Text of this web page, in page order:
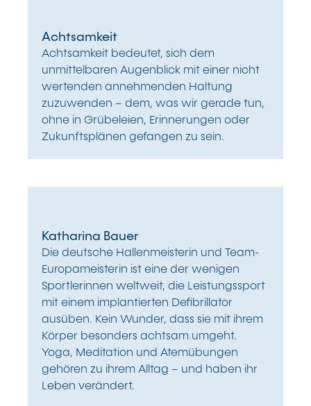
Achtsamkeit
Achtsamkeit bedeutet, sich dem
unmittelbaren Augenblick mit einer nicht
wertenden annehmenden Haltung
zuzuwenden – dem, was wir gerade tun,
ohne in Grübeleien, Erinnerungen oder
Zukunftsplänen gefangen zu sein.
Katharina Bauer
Die deutsche Hallenmeisterin und Team-
Europameisterin ist eine der wenigen
Sportlerinnen weltweit, die Leistungssport
mit einem implantierten Defibrillator
ausüben. Kein Wunder, dass sie mit ihrem
Körper besonders achtsam umgeht.
Yoga, Meditation und Atemübungen
gehören zu ihrem Alltag – und haben ihr
Leben verändert.